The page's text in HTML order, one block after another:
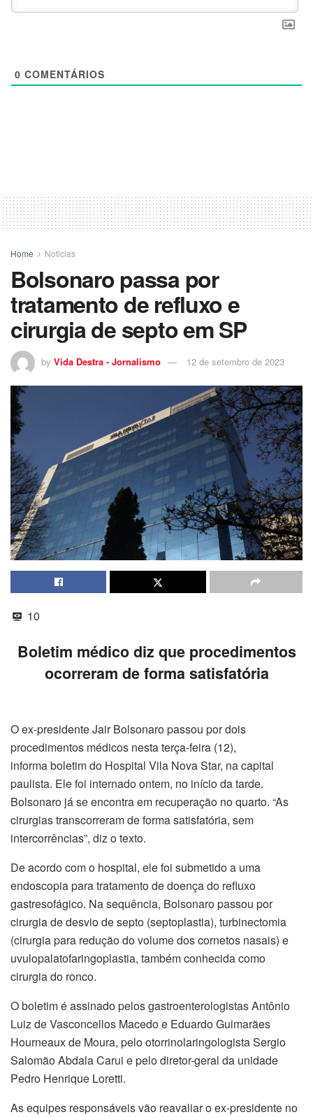
0 COMENTÁRIOS
Home Noticias
Bolsonaro passa por
tratamento de refluxo e
cirurgia de septo em SP
by Vida Destra - Jornalismo 12 de setembro de 2023
10
Boletim médico diz que procedimentos
ocorreram de forma satisfatória
O ex-presidente Jair Bolsonaro passou por dois
procedimentos médicos nesta terça-feira (12),
informa boletim do Hospital Vila Nova Star, na capital
paulista. Ele foi internado ontem, no início da tarde.
Bolsonaro já se encontra em recuperação no quarto. “As
cirurgias transcorreram de forma satisfatória, sem
intercorrências”, diz o texto.
De acordo com o hospital, ele foi submetido a uma
endoscopia para tratamento de doença do refluxo
gastresofágico. Na sequência, Bolsonaro passou por
cirurgia de desvio de septo (septoplastia), turbinectomia
(cirurgia para redução do volume dos cornetos nasais) e
uvulopalatofaringoplastia, também conhecida como
cirurgia do ronco.
O boletim é assinado pelos gastroenterologistas Antônio
Luiz de Vasconcellos Macedo e Eduardo Guimarães
Hourneaux de Moura, pelo otorrinolaringologista Sergio
Salomão Abdala Carui e pelo diretor-geral da unidade
Pedro Henrique Loretti.
As equipes responsáveis vão reavaliar o ex-presidente no